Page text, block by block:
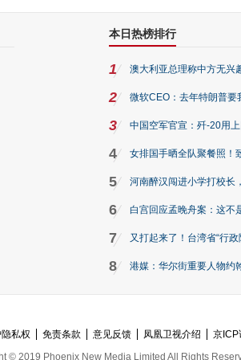
本日热榜排行
1 澳大利亚总理称中方无兴
2 微软CEO：去年特朗普要
3 中国空军官宣：歼-20用
4 女排国手晒全队聚餐照！
5 河南醉汉闯进小学打校长
6 白宫回应孟晚舟案：这不
7 又打起来了！台湾省“行
8 港媒：华尔街重要人物约
私权 免责条款 意见反馈 凤凰卫视介绍
京
© 2019 Phoenix New Media Limited All Rights